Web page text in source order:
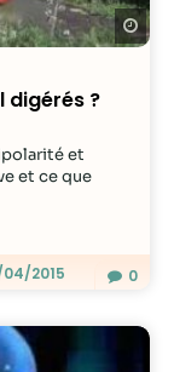
digérés ?
2015
et
et ce que
0